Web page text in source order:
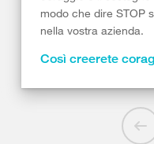
modo che dire STOP
nella vostra azienda.
Così creerete